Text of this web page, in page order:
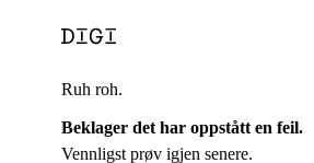
Ruh roh.
Beklager det har oppstått en feil.
Vennligst prøv igjen senere.